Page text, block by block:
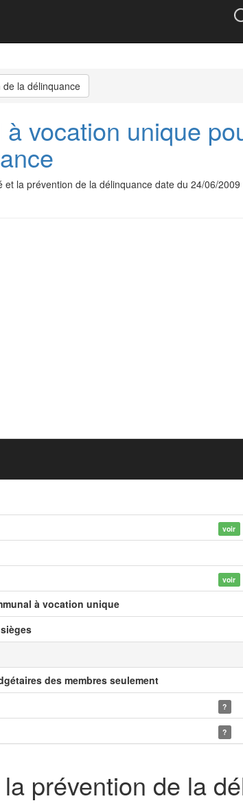
la délinquance
vocation unique
la prévention de la délinquance date du 24/06/
voir
voir
à vocation unique
des membres seulement
?
?
prévention de la